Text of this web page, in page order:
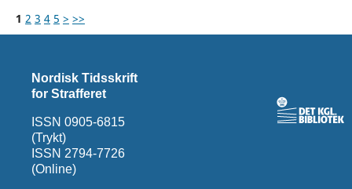
1 2 3 4 5 > >>
Nordisk Tidsskrift
for Strafferet
ISSN 0905-6815
(Trykt)
ISSN 2794-7726
(Online)